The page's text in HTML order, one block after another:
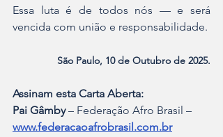
Essa luta é de todos nós — e será
vencida com união e responsabilidade.
São Paulo, 10 de Outubro de 2025.
Assinam esta Carta Aberta:
Pai Gâmby – Federação Afro Brasil –
www.federacaoafrobrasil.com.br